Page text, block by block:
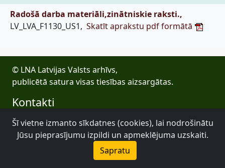
Radošā darba materiāli,zinātniskie raksti.,
LV_LVA_F1130_US1, Skatīt aprakstu pdf formātā
© LNA Latvijas Valsts arhīvs,
publicētā satura visas tiesības aizsargātas.
Kontakti
E-pasts: lva@arhivi.gov.lv
Tālrunis: +371 20027447
Bezdelīgu 1A, Rīga
Šī vietne izmanto sīkdatnes (cookies), lai nodrošinātu
Jūsu pieprasījumu izpildi un apmeklējuma uzskaiti.
Sapratu